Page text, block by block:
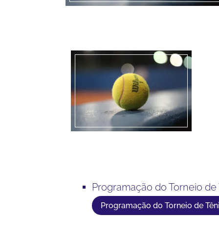
Programação do Torneio
Programação do Torneio de